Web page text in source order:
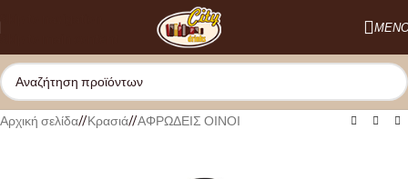
Αρχική σελίδα/ Κρασιά/ ΑΦΡΩΔΕΙΣ ΟΙΝΟΙ